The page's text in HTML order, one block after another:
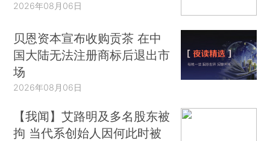
2026年08月06日
贝恩资本宣布收购贡茶 在中
国大陆无法注册商标后退出市
场
2026年08月06日
【我闻】艾路明及多名股东被
拘 当代系创始人因何此时被